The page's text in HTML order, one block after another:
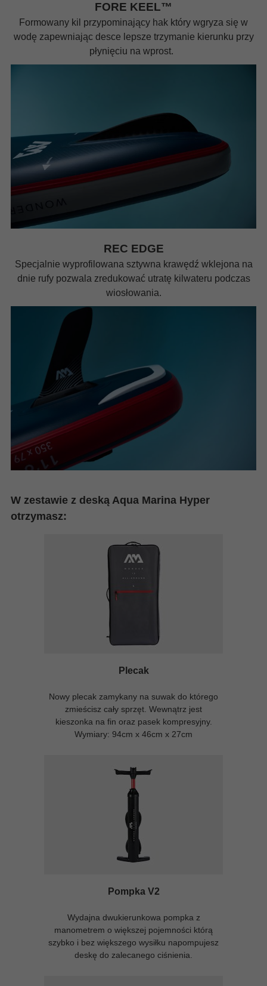
FORE KEEL™
Formowany kil przypominający hak który wgryza się w
wodę zapewniając desce lepsze trzymanie kierunku przy
płynięciu na wprost.
REC EDGE
Specjalnie wyprofilowana sztywna krawędź wklejona na
dnie rufy pozwala zredukować utratę kilwateru podczas
wiosłowania.
W zestawie z deską Aqua Marina Hyper
otrzymasz:
Plecak
Nowy plecak zamykany na suwak do którego
zmieścisz cały sprzęt. Wewnątrz jest
kieszonka na fin oraz pasek kompresyjny.
Wymiary: 94cm x 46cm x 27cm
Pompka V2
Wydajna dwukierunkowa pompka z
manometrem o większej pojemności którą
szybko i bez większego wysiłku napompujesz
deskę do zalecanego ciśnienia.